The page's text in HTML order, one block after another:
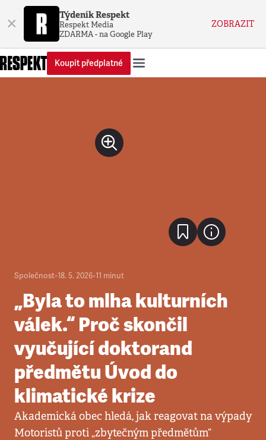
× Týdeník Respekt
Respekt Media
ZDARMA - na Google Play
ZOBRAZIT
Koupit předplatné
Společnost•18. 5. 2026•11 minut
„Byla to mlha kulturních
válek.“ Proč skončil
vyučující doktorand
předmětu Úvod do
klimatické krize
Akademická obec hledá, jak reagovat na výpady
Motoristů proti „zbytečným předmětům“